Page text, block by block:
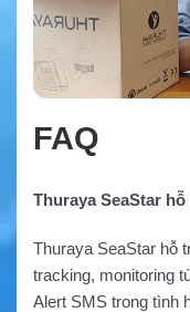
FAQ
Thuraya SeaStar
Thuraya SeaStar hỗ
tracking, monitoring
Alert SMS trong tình